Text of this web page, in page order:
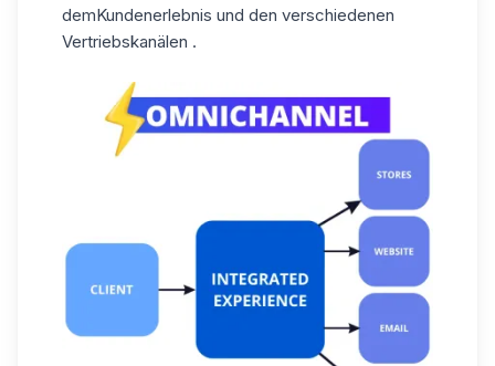
demKundenerlebnis und den verschiedenen
Vertriebskanälen .